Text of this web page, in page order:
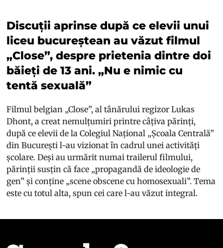
Discuții aprinse după ce elevii unui
liceu bucureștean au văzut filmul
„Close”, despre prietenia dintre doi
băieți de 13 ani. „Nu e nimic cu
tentă sexuală”
Filmul belgian „Close”, al tânărului regizor Lukas
Dhont, a creat nemulțumiri printre câțiva părinți,
după ce elevii de la Colegiul Național „Școala Centrală”
din București l-au vizionat în cadrul unei activități
școlare. Deși au urmărit numai trailerul filmului,
părinții susțin că face „propagandă de ideologie de
gen” și conține „scene obscene cu homosexuali”. Tema
este cu totul alta, spun cei care l-au văzut integral.